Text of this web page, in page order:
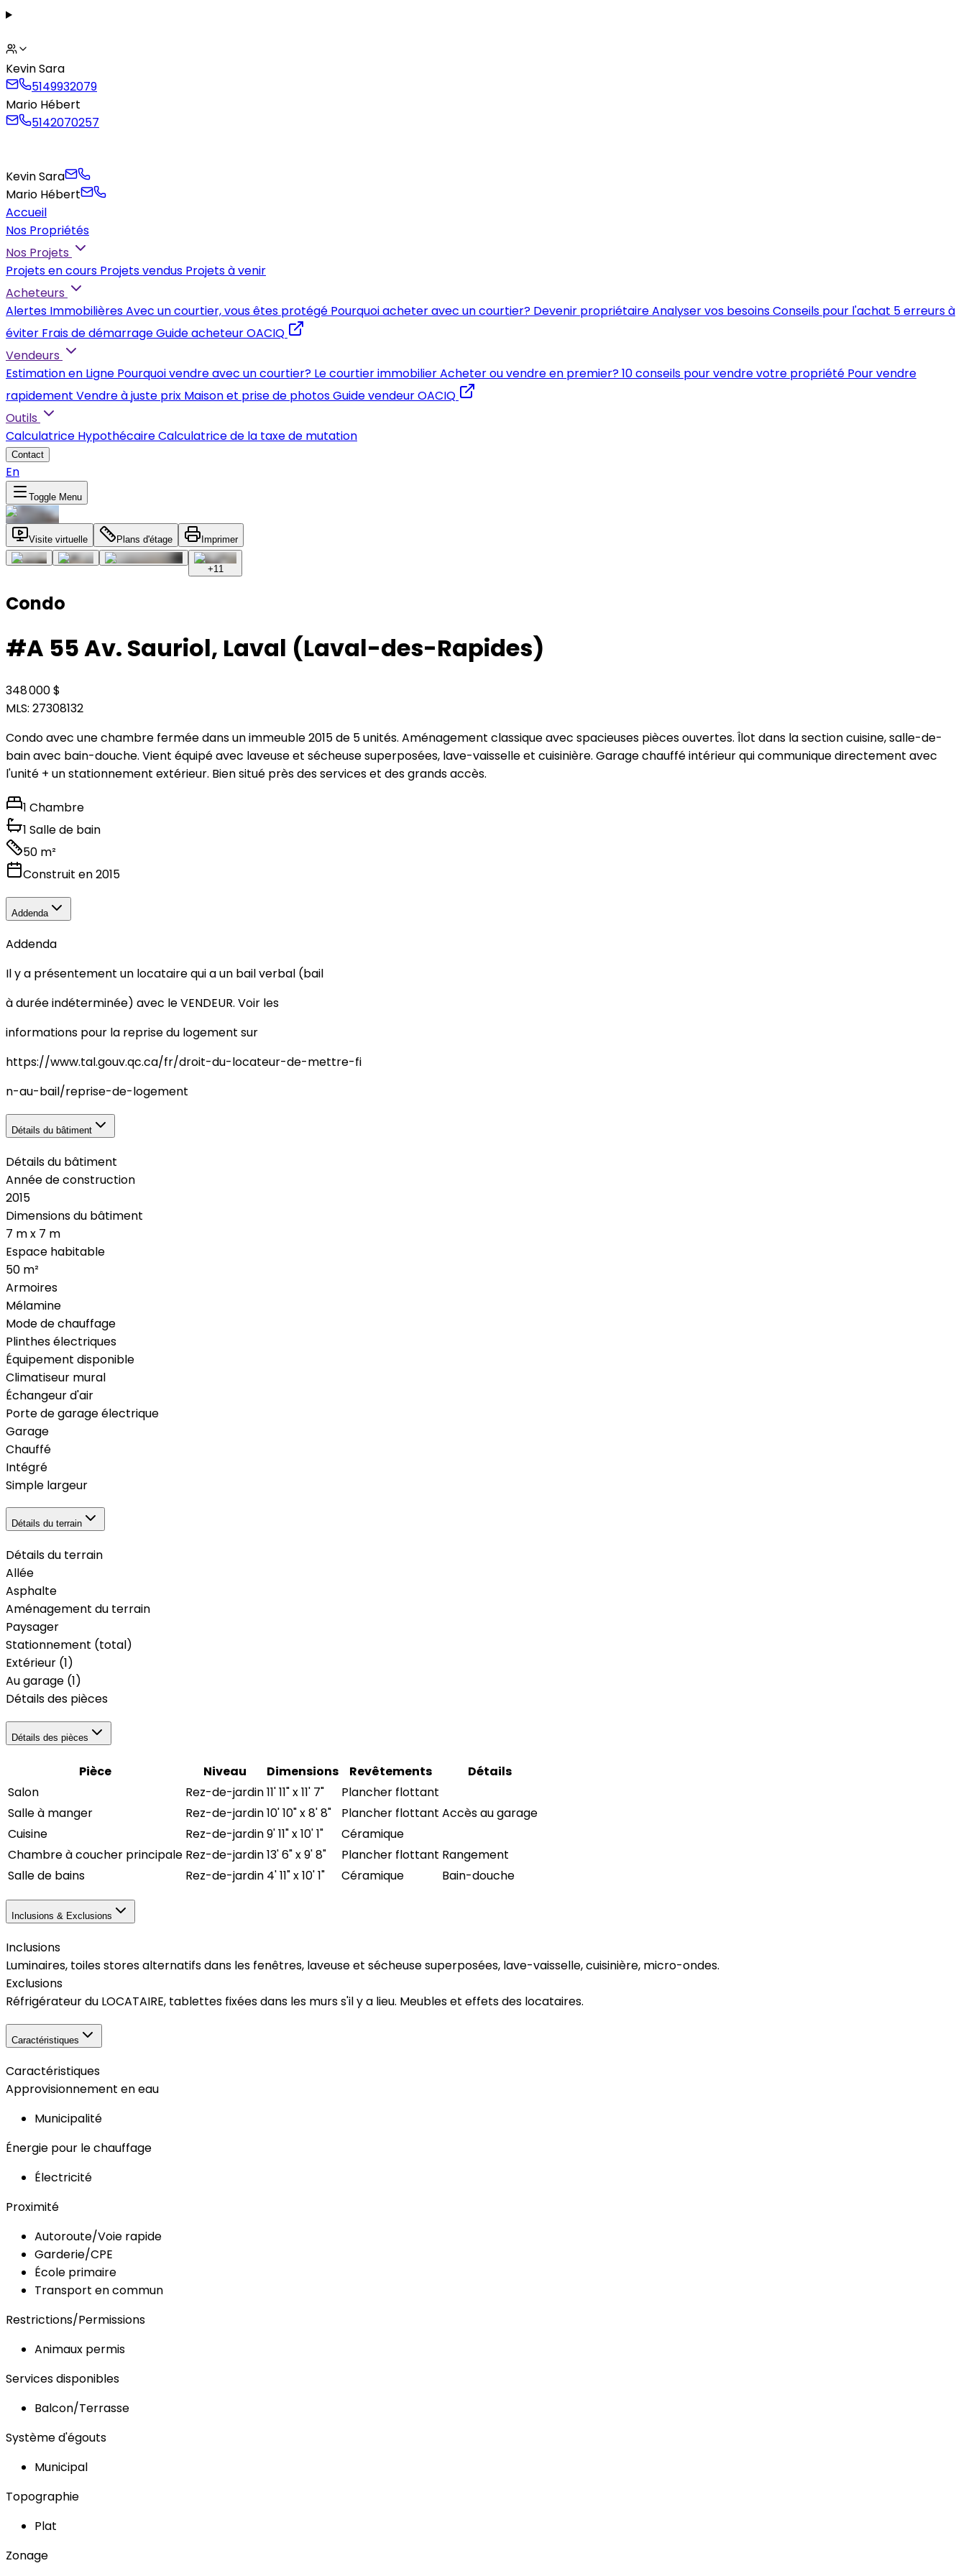
Kevin Sara
5149932079
Mario Hébert
5142070257
Kevin Sara
Mario Hébert
Accueil
Nos Propriétés
Nos Projets
Projets en cours Projets vendus Projets à venir
Acheteurs
Alertes ImmobilièresAvec un courtier, vous êtes protégé Pourquoi acheter avec un courtier? Devenir propriétaireAnalyser vos besoinsConseils pour l'achat 5 erreurs à
éviter Frais de démarrageGuide acheteur OACIQ
Vendeurs
Estimation en Ligne Pourquoi vendre avec un courtier? Le courtier immobilierAcheter ou vendre en premier?10 conseils pour vendre votre propriété Pour vendre
rapidement Vendre à juste prix Maison et prise de photosGuide vendeur OACIQ
Outils
Calculatrice HypothécaireCalculatrice de la taxe de mutation
Contact
En
Toggle Menu
Visite virtuelle Plans d'étage Imprimer
+11
Condo
#A 55 Av. Sauriol, Laval (Laval-des-Rapides)
348 000 $
MLS: 27308132
Condo avec une chambre fermée dans un immeuble 2015 de 5 unités. Aménagement classique avec spacieuses pièces ouvertes. Îlot dans la section cuisine, salle-de-
bain avec bain-douche. Vient équipé avec laveuse et sécheuse superposées, lave-vaisselle et cuisinière. Garage chauffé intérieur qui communique directement avec
l'unité + un stationnement extérieur. Bien situé près des services et des grands accès.
1 Chambre
1 Salle de bain
50 m²
Construit en 2015
Addenda
Addenda
Il y a présentement un locataire qui a un bail verbal (bail
à durée indéterminée) avec le VENDEUR. Voir les
informations pour la reprise du logement sur
https://www.tal.gouv.qc.ca/fr/droit-du-locateur-de-mettre-fi
n-au-bail/reprise-de-logement
Détails du bâtiment
Détails du bâtiment
Année de construction
2015
Dimensions du bâtiment
7 m x 7 m
Espace habitable
50 m²
Armoires
Mélamine
Mode de chauffage
Plinthes électriques
Équipement disponible
Climatiseur mural
Échangeur d'air
Porte de garage électrique
Garage
Chauffé
Intégré
Simple largeur
Détails du terrain
Détails du terrain
Allée
Asphalte
Aménagement du terrain
Paysager
Stationnement (total)
Extérieur (1)
Au garage (1)
Détails des pièces
Détails des pièces
Pièce Niveau Dimensions Revêtements
Détails
Salon
Rez-de-jardin11' 11" x 11' 7"
Plancher flottant
Salle à manger
Rez-de-jardin10' 10" x 8' 8" Plancher flottant Accès au garage
Cuisine
Rez-de-jardin9' 11" x 10' 1"
Céramique
Chambre à coucher principale Rez-de-jardin13' 6" x 9' 8" Plancher flottant Rangement
Salle de bains
Rez-de-jardin 4' 11" x 10' 1" Céramique Bain-douche
Inclusions & Exclusions
Inclusions
Luminaires, toiles stores alternatifs dans les fenêtres, laveuse et sécheuse superposées, lave-vaisselle, cuisinière, micro-ondes.
Exclusions
Réfrigérateur du LOCATAIRE, tablettes fixées dans les murs s'il y a lieu. Meubles et effets des locataires.
Caractéristiques
Caractéristiques
Approvisionnement en eau
Municipalité
Énergie pour le chauffage
Électricité
Proximité
Autoroute/Voie rapide
Garderie/CPE
École primaire
Transport en commun
Restrictions/Permissions
Animaux permis
Services disponibles
Balcon/Terrasse
Système d'égouts
Municipal
Topographie
Plat
Zonage